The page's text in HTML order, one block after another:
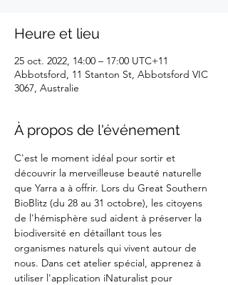
Heure et lieu
25 oct. 2022, 14:00 – 17:00 UTC+11
Abbotsford, 11 Stanton St, Abbotsford VIC
3067, Australie
À propos de l'événement
C'est le moment idéal pour sortir et
découvrir la merveilleuse beauté naturelle
que Yarra a à offrir. Lors du Great Southern
BioBlitz (du 28 au 31 octobre), les citoyens
de l'hémisphère sud aident à préserver la
biodiversité en détaillant tous les
organismes naturels qui vivent autour de
nous. Dans cet atelier spécial, apprenez à
utiliser l'application iNaturalist pour